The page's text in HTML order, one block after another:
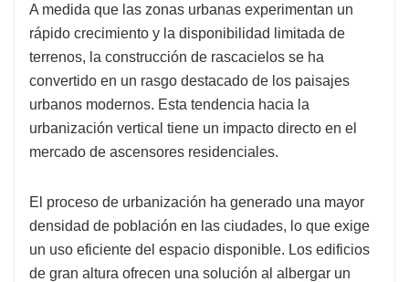
A medida que las zonas urbanas experimentan un
rápido crecimiento y la disponibilidad limitada de
terrenos, la construcción de rascacielos se ha
convertido en un rasgo destacado de los paisajes
urbanos modernos. Esta tendencia hacia la
urbanización vertical tiene un impacto directo en el
mercado de ascensores residenciales.
El proceso de urbanización ha generado una mayor
densidad de población en las ciudades, lo que exige
un uso eficiente del espacio disponible. Los edificios
de gran altura ofrecen una solución al albergar un